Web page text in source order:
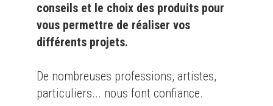
conseils et le choix des produits pour
vous permettre de réaliser vos
différents projets.
De nombreuses professions, artistes,
particuliers... nous font confiance.